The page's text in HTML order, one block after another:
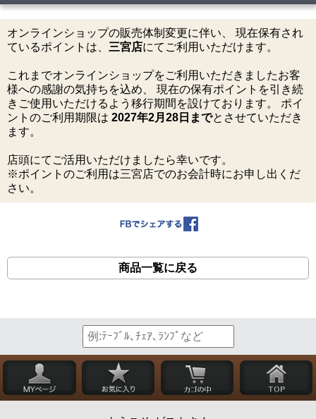
オンラインショップの販売体制変更に伴い、 現在保有され
ているポイントは、 三宮店にてご利用いただけます。
これまでオンラインショップをご利用いただきましたお客
様への感謝の気持ちを込め、 現在の保有ポイントを引き続
きご使用いただけるよう移行期間を設けております。 ポイ
ントのご利用期限は 2027年2月28日までとさせていただき
ます。
店頭にてご活用いただけましたら幸いです。
※ポイントのご利用は三宮店でのお会計時にお申し出くだ
さい。
商品一覧に戻る